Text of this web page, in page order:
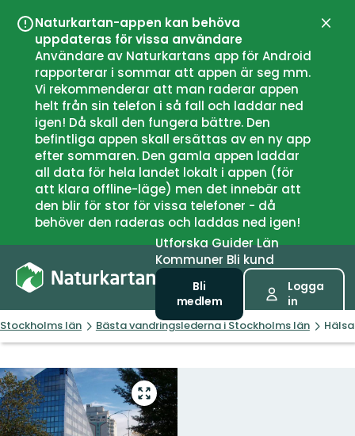
Naturkartan-appen kan behöva
uppdateras för vissa användare
Användare av Naturkartans app för Android
rapporterar i sommar att appen är seg mm.
Vi rekommenderar att man raderar appen
helt från sin telefon i så fall och laddar ned
igen! Då skall den fungera bättre. Den
befintliga appen skall ersättas av en ny app
efter sommaren. Den gamla appen laddar
all data för hela landet lokalt i appen (för
att klara offline-läge) men det innebär att
den blir för stor för vissa telefoner - då
behöver den raderas och laddas ned igen!
UtforskaGuiderLän
Kommuner Bli kund
Bli
medlem
Logga
in
Stockholms län Bästa vandringslederna i Stockholms län
Gå
till
helskärmsläge